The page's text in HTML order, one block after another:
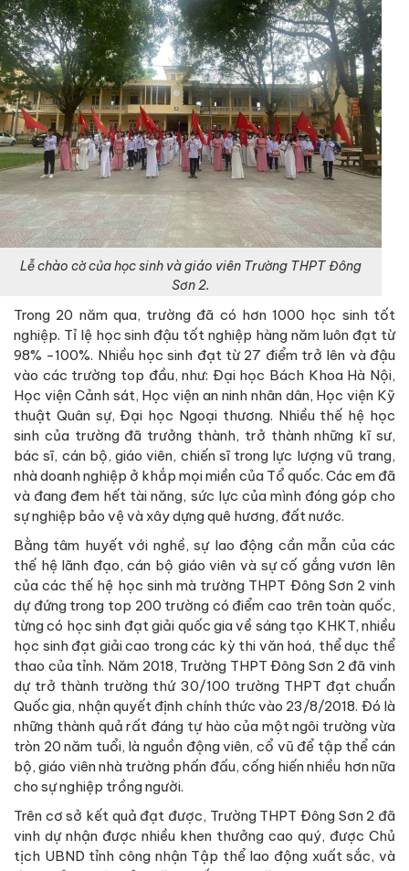
Lễ chào cờ của học sinh và giáo viên Trường THPT Đông
Sơn 2.
Trong 20 năm qua, trường đã có hơn 1000 học sinh tốt
nghiệp. Tỉ lệ học sinh đậu tốt nghiệp hàng năm luôn đạt từ
98% -100%. Nhiều học sinh đạt từ 27 điểm trở lên và đậu
vào các trường top đầu, như: Đại học Bách Khoa Hà Nội,
Học viện Cảnh sát, Học viện an ninh nhân dân, Học viện Kỹ
thuật Quân sự, Đại học Ngoại thương. Nhiều thế hệ học
sinh của trường đã trưởng thành, trở thành những kĩ sư,
bác sĩ, cán bộ, giáo viên, chiến sĩ trong lực lượng vũ trang,
nhà doanh nghiệp ở khắp mọi miền của Tổ quốc. Các em đã
và đang đem hết tài năng, sức lực của mình đóng góp cho
sự nghiệp bảo vệ và xây dựng quê hương, đất nước.
Bằng tâm huyết với nghề, sự lao động cần mẫn của các
thế hệ lãnh đạo, cán bộ giáo viên và sự cố gắng vươn lên
của các thế hệ học sinh mà trường THPT Đông Sơn 2 vinh
dự đứng trong top 200 trường có điểm cao trên toàn quốc,
từng có học sinh đạt giải quốc gia về sáng tạo KHKT, nhiều
học sinh đạt giải cao trong các kỳ thi văn hoá, thể dục thể
thao của tỉnh. Năm 2018, Trường THPT Đông Sơn 2 đã vinh
dự trở thành trường thứ 30/100 trường THPT đạt chuẩn
Quốc gia, nhận quyết định chính thức vào 23/8/2018. Đó là
những thành quả rất đáng tự hào của một ngôi trường vừa
tròn 20 năm tuổi, là nguồn động viên, cổ vũ để tập thể cán
bộ, giáo viên nhà trường phấn đấu, cống hiến nhiều hơn nữa
cho sự nghiệp trồng người.
Trên cơ sở kết quả đạt được, Trường THPT Đông Sơn 2 đã
vinh dự nhận được nhiều khen thưởng cao quý, được Chủ
tịch UBND tỉnh công nhận Tập thể lao động xuất sắc, và